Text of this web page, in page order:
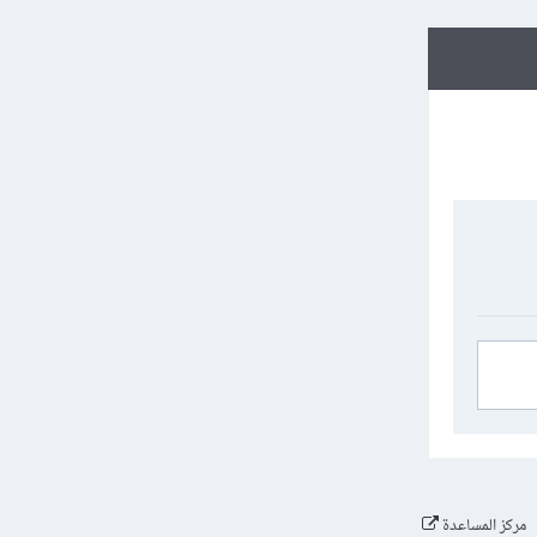
مركز المساعدة